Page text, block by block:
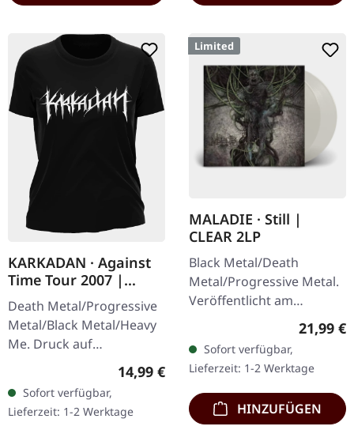
KARKADAN · Against
Time Tour 2007 |
GIRLIE
Death Metal/Progressive
Metal/Black Metal/Heavy
Me. Druck auf
Rückseite. Front Logo,
Rückseite: Tourdaten.
100% Baumwolle
Regulärer Preis:
14,99 €
Sofort verfügbar,
Lieferzeit: 1-2 Werktage
Limited
MALADIE · Still |
CLEAR 2LP
Black Metal/Death
Metal/Progressive Metal.
Veröffentlicht am
10.04.2015, auf Supreme
Transparentes Doppel-
Vinyl im schweren…
21,99 €
Sofort verfügbar,
Lieferzeit: 1-2 Werktage
HINZUFÜGEN